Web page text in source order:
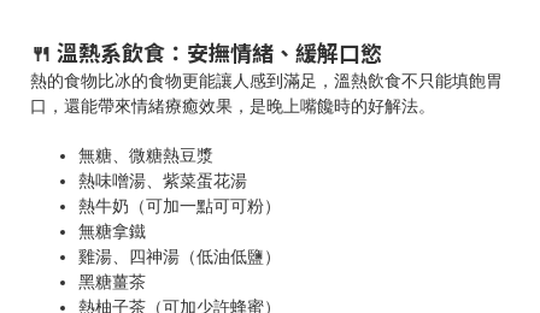
🍴 溫熱系飲食：安撫情緒、緩解口慾
熱的食物比冰的食物更能讓人感到滿足，溫熱飲食不只能填飽胃
口，還能帶來情緒療癒效果，是晚上嘴饞時的好解法。
無糖、微糖熱豆漿
熱味噌湯、紫菜蛋花湯
熱牛奶（可加一點可可粉）
無糖拿鐵
雞湯、四神湯（低油低鹽）
黑糖薑茶
熱柚子茶（可加少許蜂蜜）